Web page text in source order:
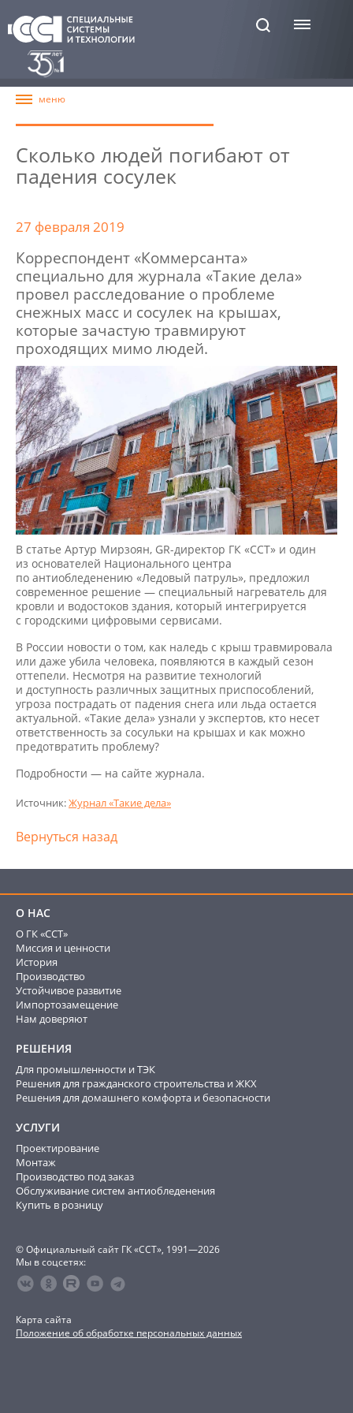
Сколько людей погибают от
падения сосулек
27 февраля 2019
Корреспондент «Коммерсанта»
специально для журнала «Такие дела»
провел расследование о проблеме
снежных масс и сосулек на крышах,
которые зачастую травмируют
проходящих мимо людей.
В статье Артур Мирзоян, GR-директор ГК «ССТ» и один
из основателей Национального центра
по антиобледенению «Ледовый патруль», предложил
современное решение — специальный нагреватель для
кровли и водостоков здания, который интегрируется
с городскими цифровыми сервисами.
В России новости о том, как наледь с крыш травмировала
или даже убила человека, появляются в каждый сезон
оттепели. Несмотря на развитие технологий
и доступность различных защитных приспособлений,
угроза пострадать от падения снега или льда остается
актуальной. «Такие дела» узнали у экспертов, кто несет
ответственность за сосульки на крышах и как можно
предотвратить проблему?
Подробности — на сайте журнала.
Источник:Журнал «Такие дела»
Вернуться назад
О НАС
О ГК «ССТ»
Миссия и ценности
История
Производство
Устойчивое развитие
Импортозамещение
Нам доверяют
РЕШЕНИЯ
Для промышленности и ТЭК
Решения для гражданского строительства и ЖКХ
Решения для домашнего комфорта и безопасности
УСЛУГИ
Проектирование
Монтаж
Производство под заказ
Обслуживание систем антиобледенения
Купить в розницу
© Официальный сайт ГК «ССТ», 1991—2026
Мы в соцсетях:
Карта сайта
Положение об обработке персональных данных